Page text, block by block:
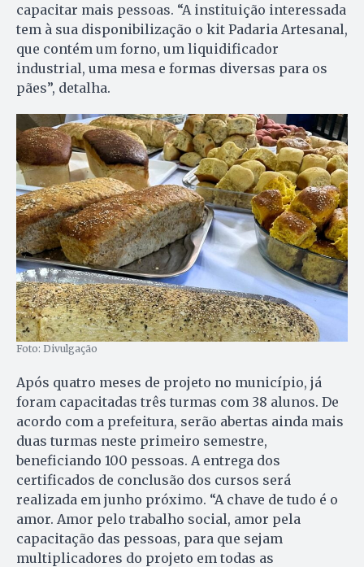
capacitar mais pessoas. “A instituição interessada
tem à sua disponibilização o kit Padaria Artesanal,
que contém um forno, um liquidificador
industrial, uma mesa e formas diversas para os
pães”, detalha.
Foto: Divulgação
Após quatro meses de projeto no município, já
foram capacitadas três turmas com 38 alunos. De
acordo com a prefeitura, serão abertas ainda mais
duas turmas neste primeiro semestre,
beneficiando 100 pessoas. A entrega dos
certificados de conclusão dos cursos será
realizada em junho próximo. “A chave de tudo é o
amor. Amor pelo trabalho social, amor pela
capacitação das pessoas, para que sejam
multiplicadores do projeto em todas as